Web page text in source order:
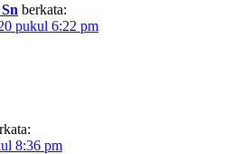
berkata:
pukul 6:22 pm
8:36 pm